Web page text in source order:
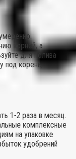
корней, а
для полива
под корень,
1-2 раза в месяц.
комплексные
на упаковке
удобрений